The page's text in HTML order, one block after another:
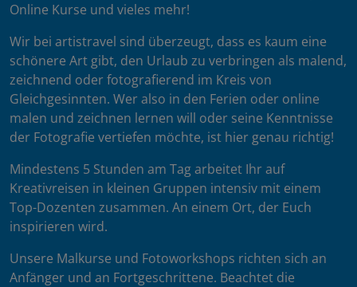
Online Kurse und vieles mehr!
Wir bei artistravel sind überzeugt, dass es kaum eine
schönere Art gibt, den Urlaub zu verbringen als malend,
zeichnend oder fotografierend im Kreis von
Gleichgesinnten. Wer also in den Ferien oder online
malen und zeichnen lernen will oder seine Kenntnisse
der Fotografie vertiefen möchte, ist hier genau richtig!
Mindestens 5 Stunden am Tag arbeitet Ihr auf
Kreativreisen in kleinen Gruppen intensiv mit einem
Top-Dozenten zusammen. An einem Ort, der Euch
inspirieren wird.
Unsere Malkurse und Fotoworkshops richten sich an
Anfänger und an Fortgeschrittene. Beachtet die